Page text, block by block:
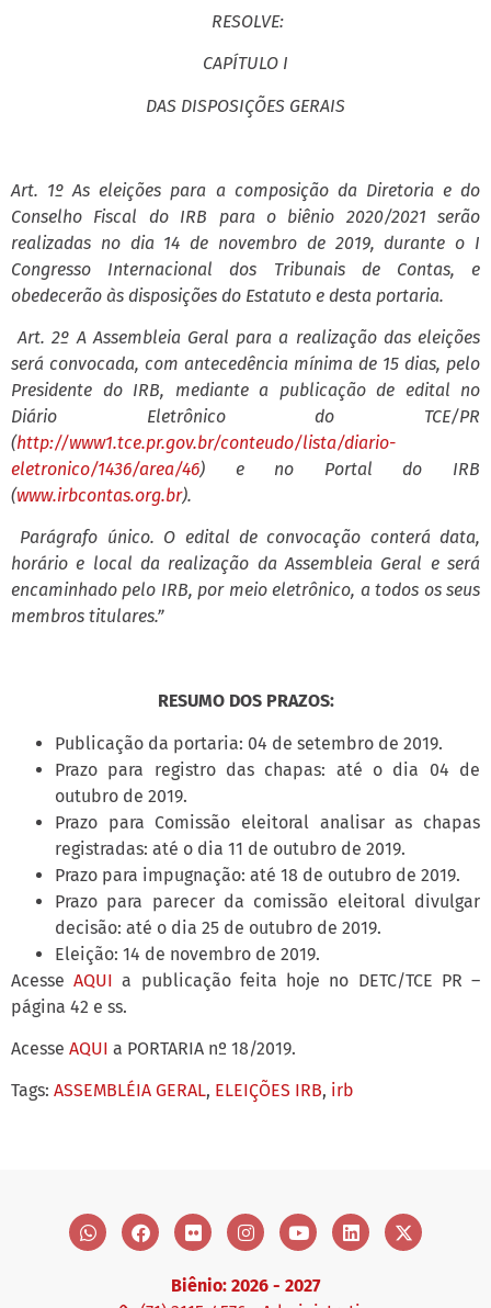
RESOLVE:
CAPÍTULO I
DAS DISPOSIÇÕES GERAIS
Art. 1º As eleições para a composição da Diretoria e do
Conselho Fiscal do IRB para o biênio 2020/2021 serão
realizadas no dia 14 de novembro de 2019, durante o I
Congresso Internacional dos Tribunais de Contas, e
obedecerão às disposições do Estatuto e desta portaria.
Art. 2º A Assembleia Geral para a realização das eleições
será convocada, com antecedência mínima de 15 dias, pelo
Presidente do IRB, mediante a publicação de edital no
Diário Eletrônico do TCE/PR
(http://www1.tce.pr.gov.br/conteudo/lista/diario-
eletronico/1436/area/46) e no Portal do IRB
(www.irbcontas.org.br).
Parágrafo único. O edital de convocação conterá data,
horário e local da realização da Assembleia Geral e será
encaminhado pelo IRB, por meio eletrônico, a todos os seus
membros titulares.”
RESUMO DOS PRAZOS:
Publicação da portaria: 04 de setembro de 2019.
Prazo para registro das chapas: até o dia 04 de
outubro de 2019.
Prazo para Comissão eleitoral analisar as chapas
registradas: até o dia 11 de outubro de 2019.
Prazo para impugnação: até 18 de outubro de 2019.
Prazo para parecer da comissão eleitoral divulgar
decisão: até o dia 25 de outubro de 2019.
Eleição: 14 de novembro de 2019.
AcesseAQUIa publicação feita hoje no DETC/TCE PR –
página 42 e ss.
Acesse AQUI a PORTARIA nº 18/2019.
Tags: ASSEMBLÉIA GERAL, ELEIÇÕES IRB, irb
Biênio: 2026 - 2027